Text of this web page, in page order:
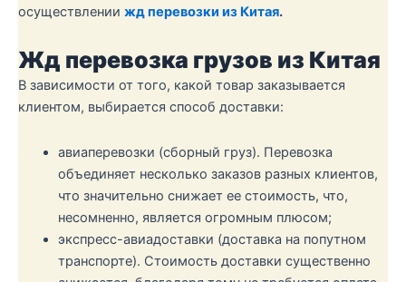
осуществлении жд перевозки из Китая.
Жд перевозка грузов из Китая
В зависимости от того, какой товар заказывается
клиентом, выбирается способ доставки:
авиаперевозки (сборный груз). Перевозка
объединяет несколько заказов разных клиентов,
что значительно снижает ее стоимость, что,
несомненно, является огромным плюсом;
экспресс-авиадоставки (доставка на попутном
транспорте). Стоимость доставки существенно